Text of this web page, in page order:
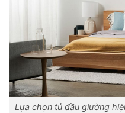
Lựa chọn tủ đầu giường